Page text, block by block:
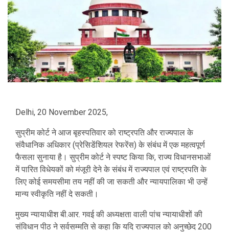
Delhi, 20 November 2025,
सुप्रीम कोर्ट ने आज बृहस्पतिवार को राष्ट्रपति और राज्यपाल के
संवैधानिक अधिकार (प्रेसिडेंशियल रेफरेंस) के संबंध में एक महत्वपूर्ण
फैसला सुनाया है। सुप्रीम कोर्ट ने स्पष्ट किया कि, राज्य विधानसभाओं
में पारित विधेयकों को मंजूरी देने के संबंध में राज्यपाल एवं राष्ट्रपति के
लिए कोई समयसीमा तय नहीं की जा सकती और न्यायपालिका भी उन्हें
मान्य स्वीकृति नहीं दे सकती।
मुख्य न्यायाधीश बी.आर. गवई की अध्यक्षता वाली पांच न्यायाधीशों की
संविधान पीठ ने सर्वसम्मति से कहा कि यदि राज्यपाल को अनुच्छेद 200